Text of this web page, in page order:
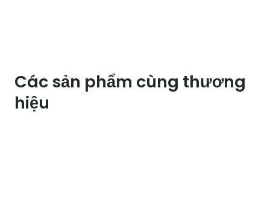
Các sản phẩm cùng thương
hiệu